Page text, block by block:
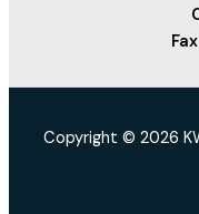
Fax
Copyright © 2026